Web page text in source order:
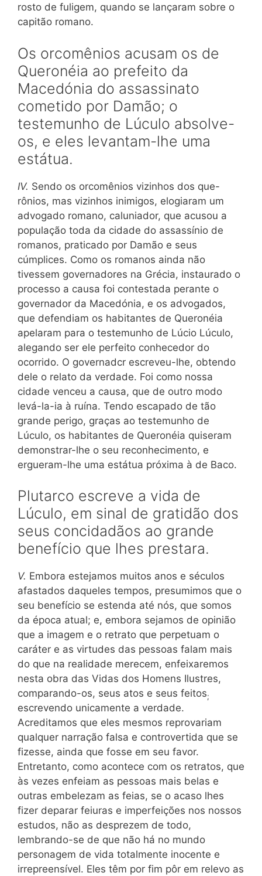
rosto de fuligem, quando se lançaram sobre o
capitão romano.
Os orcomênios acusam os de
Queronéia ao prefeito da
Macedónia do assassinato
cometido por Damão; o
testemunho de Lúculo absolve-
os, e eles levantam-lhe uma
estátua.
IV. Sendo os orcomênios vizinhos dos que-
rônios, mas vizinhos inimigos, elogiaram um
advogado romano, caluniador, que acusou a
população toda da cidade do assassínio de
romanos, praticado por Damão e seus
cúmplices. Como os romanos ainda não
tivessem governadores na Grécia, instaurado o
processo a causa foi contestada perante o
governador da Macedónia, e os advogados,
que defendiam os habitantes de Queronéia
apelaram para o testemunho de Lúcio Lúculo,
alegando ser ele perfeito conhecedor do
ocorrido. O governadcr escreveu-lhe, obtendo
dele o relato da verdade. Foi como nossa
cidade venceu a causa, que de outro modo
levá-la-ia à ruína. Tendo escapado de tão
grande perigo, graças ao testemunho de
Lúculo, os habitantes de Queronéia quiseram
demonstrar-lhe o seu reconhecimento, e
ergueram-lhe uma estátua próxima à de Baco.
Plutarco escreve a vida de
Lúculo, em sinal de gratidão dos
seus concidadãos ao grande
benefício que lhes prestara.
V. Embora estejamos muitos anos e séculos
afastados daqueles tempos, presumimos que o
seu benefício se estenda até nós, que somos
da época atual; e, embora sejamos de opinião
que a imagem e o retrato que perpetuam o
caráter e as virtudes das pessoas falam mais
do que na realidade merecem, enfeixaremos
nesta obra das Vidas dos Homens Ilustres,
comparando-os, seus atos e seus feitos;
escrevendo unicamente a verdade.
Acreditamos que eles mesmos reprovariam
qualquer narração falsa e controvertida que se
fizesse, ainda que fosse em seu favor.
Entretanto, como acontece com os retratos, que
às vezes enfeiam as pessoas mais belas e
outras embelezam as feias, se o acaso lhes
fizer deparar feiuras e imperfeições nos nossos
estudos, não as desprezem de todo,
lembrando-se de que não há no mundo
personagem de vida totalmente inocente e
irrepreensível. Eles têm por fim pôr em relevo as